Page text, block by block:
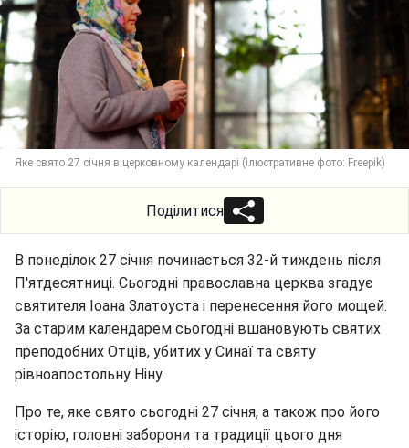
Яке свято 27 січня в церковному календарі (ілюстративне фото: Freepik)
Поділитися
В понеділок 27 січня починається 32-й тиждень після
П'ятдесятниці. Сьогодні православна церква згадує
святителя Іоана Златоуста і перенесення його мощей.
За старим календарем сьогодні вшановують святих
преподобних Отців, убитих у Синаї та святу
рівноапостольну Ніну.
Про те, яке свято сьогодні 27 січня, а також про його
історію, головні заборони та традиції цього дня